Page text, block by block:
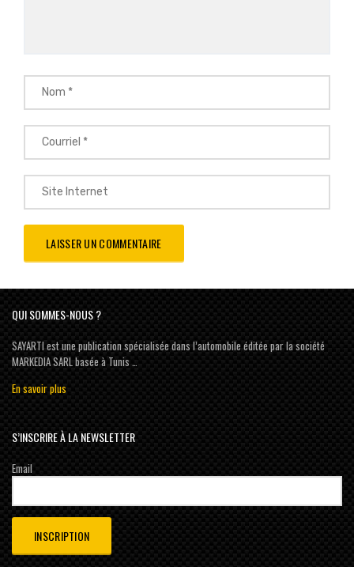
QUI SOMMES-NOUS ?
SAYARTI est une publication spécialisée dans l’automobile éditée par la société
MARKEDIA SARL basée à Tunis …
En savoir plus
S’INSCRIRE À LA NEWSLETTER
Email